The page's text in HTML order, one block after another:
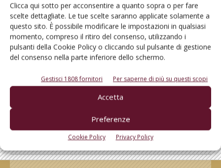
Clicca qui sotto per acconsentire a quanto sopra o per fare
scelte dettagliate. Le tue scelte saranno applicate solamente a
questo sito. È possibile modificare le impostazioni in qualsiasi
momento, compreso il ritiro del consenso, utilizzando i
pulsanti della Cookie Policy o cliccando sul pulsante di gestione
del consenso nella parte inferiore dello schermo.
Gestisci 1808 fornitori Per saperne di più su questi scopi
Accetta
Preferenze
Cookie Policy Privacy Policy
L'Esperto risponde
I consigli di Terra e Vita agli agricoltori
Cerca adesso